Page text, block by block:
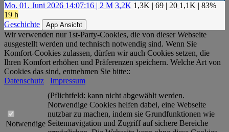
Mo. 01. Juni 2026 14:07:16 | 2 M 3,2K 1,3K | 69 | 20 1,1K | 83%
19 h
Geschichte
App Ansicht
Wir verwenden nur 1st-Party-Cookies, die von dieser Webseite
ausgestellt werden und technisch notwendig sind. Wenn Sie
Komfort-Cookies zulassen, dürfen wir auch Cookies setzen, die
Ihren Komfort erhöhen und Präferenzen speichern. Welche Art von
Cookies das sind, entnehmen Sie bitte::
Datenschutz
Impressum
Notwendige
(Pflichtfeld: kann nicht abgewählt werden.
Notwendige Cookies helfen dabei, eine Webseite
nutzbar zu machen, indem sie Grundfunktionen wie
Seitennavigation und Zugriff auf sichere Bereiche